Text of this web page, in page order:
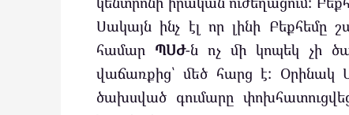
Սակայն ինչ էլ որ լինի Բեքհեմը
համար ՊՍԺ-ն ոչ մի կոպեկ չի
վաճառքից՝ մեծ հարց է: Օրինակ
ծախսված գումարը